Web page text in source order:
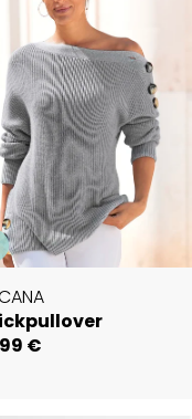
€